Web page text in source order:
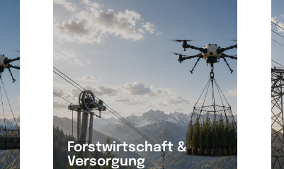
Forstwirtschaft &
Versorgung